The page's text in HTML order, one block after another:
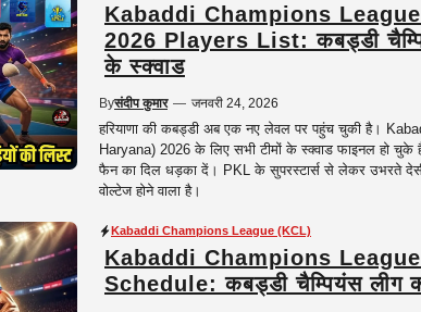
Kabaddi Champions
2026 Players List: कबड्डी
के स्क्वाड
Byसंदीप कुमार — जनवरी 24, 2026
हरियाणा की कबड्डी अब एक नए लेवल पर पहुंच चुकी है।
Haryana) 2026 के लिए सभी टीमों के स्क्वाड फाइनल हो
फैन का दिल धड़का दें। PKL के सुपरस्टार्स से लेकर उभरते
वोल्टेज होने वाला है।
Kabaddi Champions League (KCL)
Kabaddi Champions
Schedule: कबड्डी चैम्पियंस लीग